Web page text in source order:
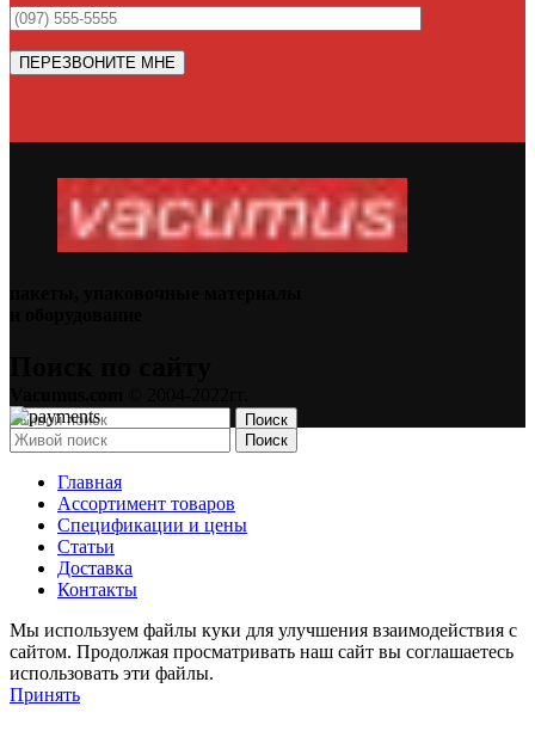
Поиск
Поиск
Главная
Ассортимент товаров
Спецификации и цены
Статьи
Доставка
Контакты
Мы используем файлы куки для улучшения взаимодействия с
сайтом. Продолжая просматривать наш сайт вы соглашаетесь
использовать эти файлы.
Принять